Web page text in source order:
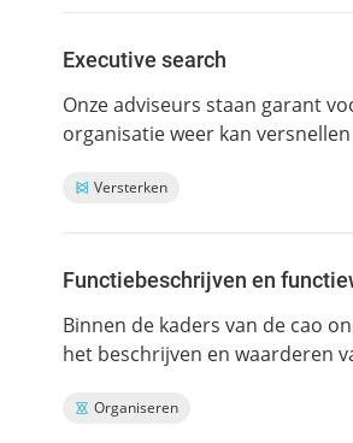
Executive search
Onze adviseurs staan garant
organisatie weer kan
Versterken
Functiebeschrijven en
Binnen de kaders van de cao
het beschrijven en waarderen
Organiseren